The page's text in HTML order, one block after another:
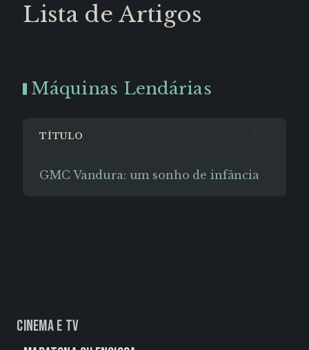
Lista de Artigos
Máquinas Lendárias
TÍTULO
GMC Vandura: um sonho de infância
Cinema e TV